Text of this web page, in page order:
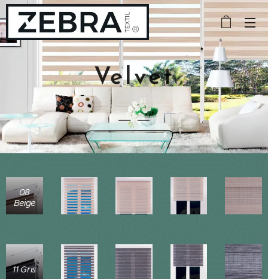
Velvet
08
Beige
11 Gris